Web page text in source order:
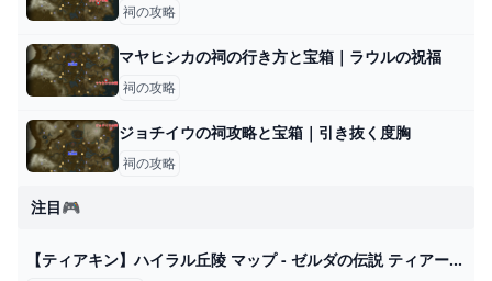
祠の攻略
マヤヒシカの祠の行き方と宝箱｜ラウルの祝福
祠の攻略
ジョチイウの祠攻略と宝箱｜引き抜く度胸
祠の攻略
注目🎮
【ティアキン】ハイラル丘陵 マップ - ゼルダの伝説 ティアーズオブザキングダム 攻略Wiki ティアキン ： ヘイグ攻略まとめWiki